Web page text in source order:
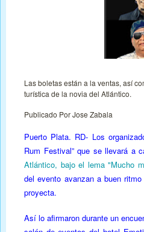
Las boletas están a la ventas, así
turística de la novia del Atlántico.
Publicado Por Jose Zabala
Puerto Plata. RD- Los
Rum Festival” que se llevará a
Atlántico, bajo el lema "Mucho
del evento avanzan a buen
proyecta.
Así lo afirmaron durante un